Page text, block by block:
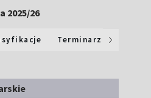
2025/26
Terminarz